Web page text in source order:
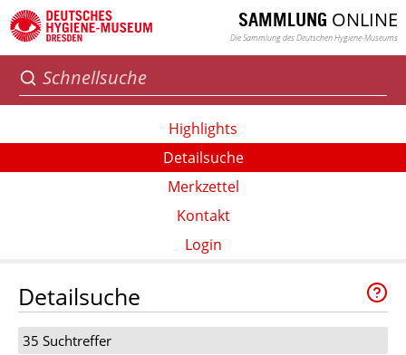
SAMMLUNG ONLINE
Die Sammlung des Deutschen Hygiene-Museums
Highlights
Detailsuche
Merkzettel
Kontakt
Login
Detailsuche
35 Suchtreffer